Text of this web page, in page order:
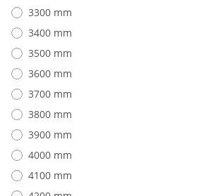
3300 mm
3400 mm
3500 mm
3600 mm
3700 mm
3800 mm
3900 mm
4000 mm
4100 mm